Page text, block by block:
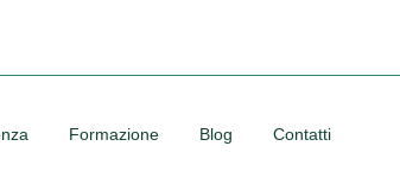
Formazione Blog Contatti